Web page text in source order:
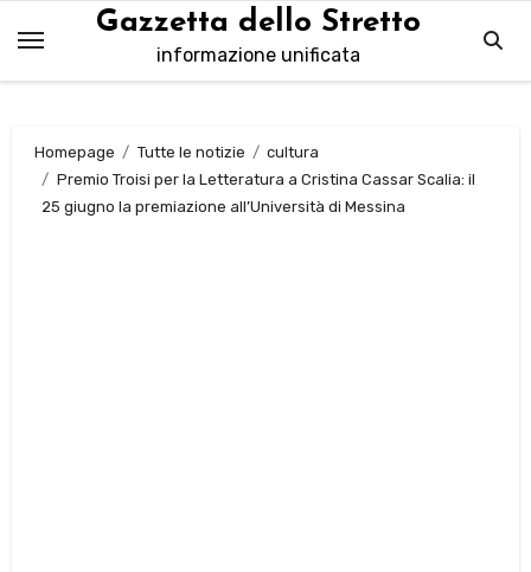
contenuto
Gazzetta dello Stretto
informazione unificata
Homepage Tutte le notizie
cultura
Premio Troisi per la Letteratura a Cristina Cassar Scalia: il
25 giugno la premiazione all’Università di Messina